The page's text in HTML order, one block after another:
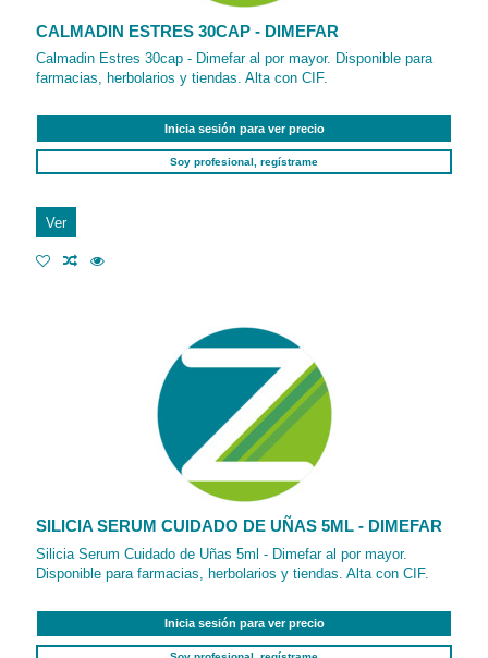
CALMADIN ESTRES 30CAP - DIMEFAR
Calmadin Estres 30cap - Dimefar al por mayor. Disponible para
farmacias, herbolarios y tiendas. Alta con CIF.
Inicia sesión para ver precio
Soy profesional, regístrame
Ver
SILICIA SERUM CUIDADO DE UÑAS 5ML - DIMEFAR
Silicia Serum Cuidado de Uñas 5ml - Dimefar al por mayor.
Disponible para farmacias, herbolarios y tiendas. Alta con CIF.
Inicia sesión para ver precio